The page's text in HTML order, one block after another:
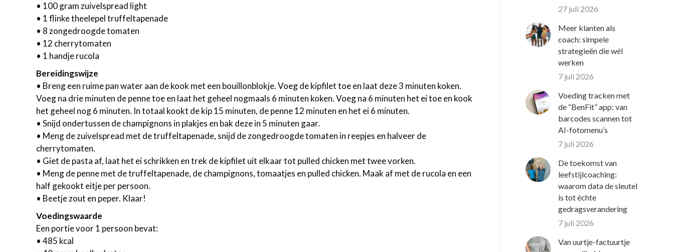
• 100 gram zuivelspread light
• 1 flinke theelepel truffeltapenade
• 8 zongedroogde tomaten
• 12 cherrytomaten
• 1 handje rucola
Bereidingswijze
• Breng een ruime pan water aan de kook met een bouillonblokje. Voeg de kipfilet toe en laat deze 3 minuten koken.
Voeg na drie minuten de penne toe en laat het geheel nogmaals 6 minuten koken. Voeg na 6 minuten het ei toe en kook
het geheel nog 6 minuten. In totaal kookt de kip 15 minuten, de penne 12 minuten en het ei 6 minuten.
• Snijd ondertussen de champignons in plakjes en bak deze in 5 minuten gaar.
• Meng de zuivelspread met de truffeltapenade, snijd de zongedroogde tomaten in reepjes en halveer de
cherrytomaten.
• Giet de pasta af, laat het ei schrikken en trek de kipfilet uit elkaar tot pulled chicken met twee vorken.
• Meng de penne met de truffeltapenade, de champignons, tomaatjes en pulled chicken. Maak af met de rucola en een
half gekookt eitje per persoon.
• Beetje zout en peper. Klaar!
Voedingswaarde
Een portie voor 1 persoon bevat:
• 485 kcal
27 juli 2026
Meer klanten als
coach: simpele
strategieën die wél
werken
7 juli 2026
Voeding tracken met
de “BenFit” app: van
barcodes scannen tot
AI-fotomenu’s
7 juli 2026
De toekomst van
leefstijlcoaching:
waarom data de sleutel
is tot échte
gedragsverandering
7 juli 2026
Van uurtje-factuurtje